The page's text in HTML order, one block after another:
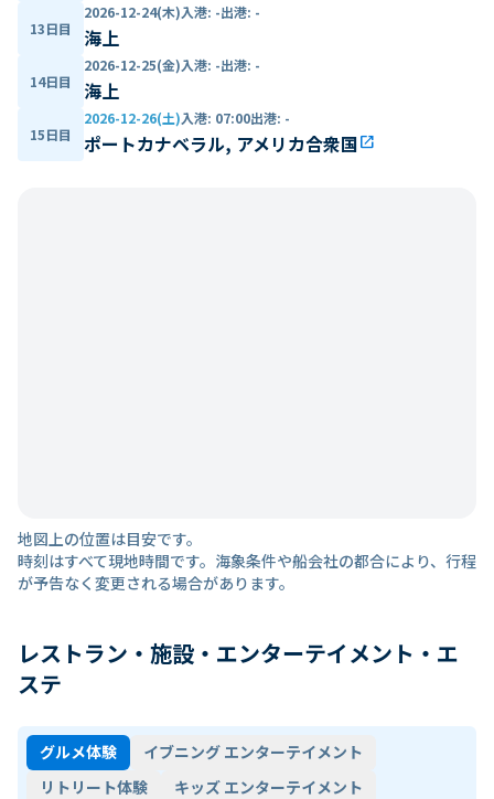
13日目
2026-12-24(木)入港: -出港: -
海上
14日目
2026-12-25(金)入港: -出港: -
海上
15日目
2026-12-26(土)入港: 07:00出港: -
ポートカナベラル, アメリカ合衆国open_in_new
地図上の位置は目安です。
時刻はすべて現地時間です。海象条件や船会社の都合により、行程
が予告なく変更される場合があります。
レストラン・施設・エンターテイメント・エ
ステ
グルメ体験
イブニング エンターテイメント
リトリート体験
キッズ エンターテイメント